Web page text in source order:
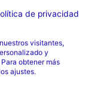
de privacidad
visitantes,
y
obtener más
ajustes.